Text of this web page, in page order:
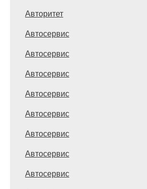
Авторитет
Автосервис
Автосервис
Автосервис
Автосервис
Автосервис
Автосервис
Автосервис
Автосервис